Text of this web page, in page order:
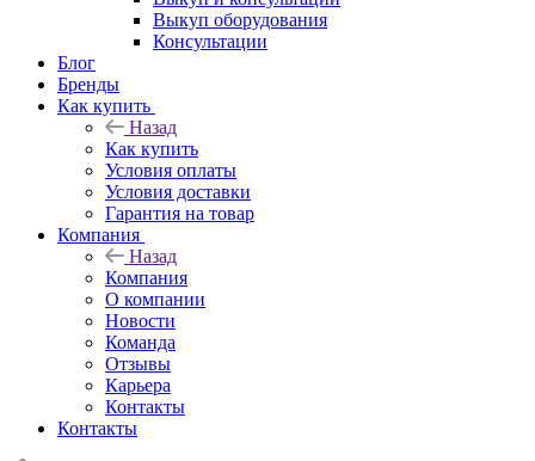
Выкуп оборудования
Консультации
Блог
Бренды
Как купить
Назад
Как купить
Условия оплаты
Условия доставки
Гарантия на товар
Компания
Назад
Компания
О компании
Новости
Команда
Отзывы
Карьера
Контакты
Контакты